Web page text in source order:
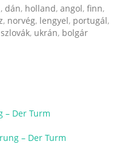
, dán, holland, angol, finn,
, norvég, lengyel, portugál,
szlovák, ukrán, bolgár
– Der Turm
– Der Turm